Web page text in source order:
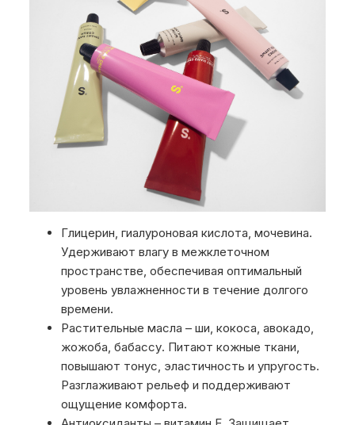
Глицерин, гиалуроновая кислота, мочевина.
Удерживают влагу в межклеточном
пространстве, обеспечивая оптимальный
уровень увлажненности в течение долгого
времени.
Растительные масла – ши, кокоса, авокадо,
жожоба, бабассу. Питают кожные ткани,
повышают тонус, эластичность и упругость.
Разглаживают рельеф и поддерживают
ощущение комфорта.